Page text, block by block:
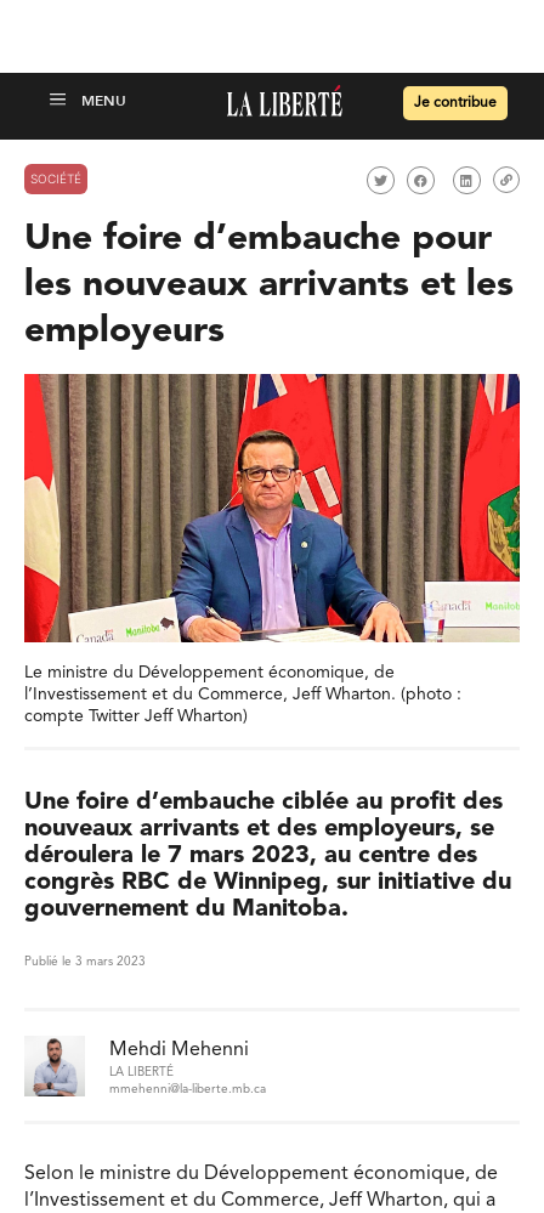
Je contribue
SOCIÉTÉ
Une foire d’embauche pour
les nouveaux arrivants et les
employeurs
Le ministre du Développement économique, de
l’Investissement et du Commerce, Jeff Wharton. (photo :
compte Twitter Jeff Wharton)
Une foire d’embauche ciblée au profit des
nouveaux arrivants et des employeurs, se
déroulera le 7 mars 2023, au centre des
congrès RBC de Winnipeg, sur initiative du
gouvernement du Manitoba.
Publié le 3 mars 2023
Mehdi Mehenni
LA LIBERTÉ
mmehenni@la-liberte.mb.ca
Selon le ministre du Développement économique, de
l’Investissement et du Commerce, Jeff Wharton, qui a